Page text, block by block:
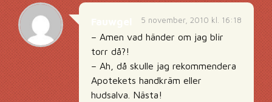
5 november, 2010 kl. 16:18
– Amen vad händer om jag blir
torr då?!
– Ah, då skulle jag rekommendera
Apotekets handkräm eller
hudsalva. Nästa!